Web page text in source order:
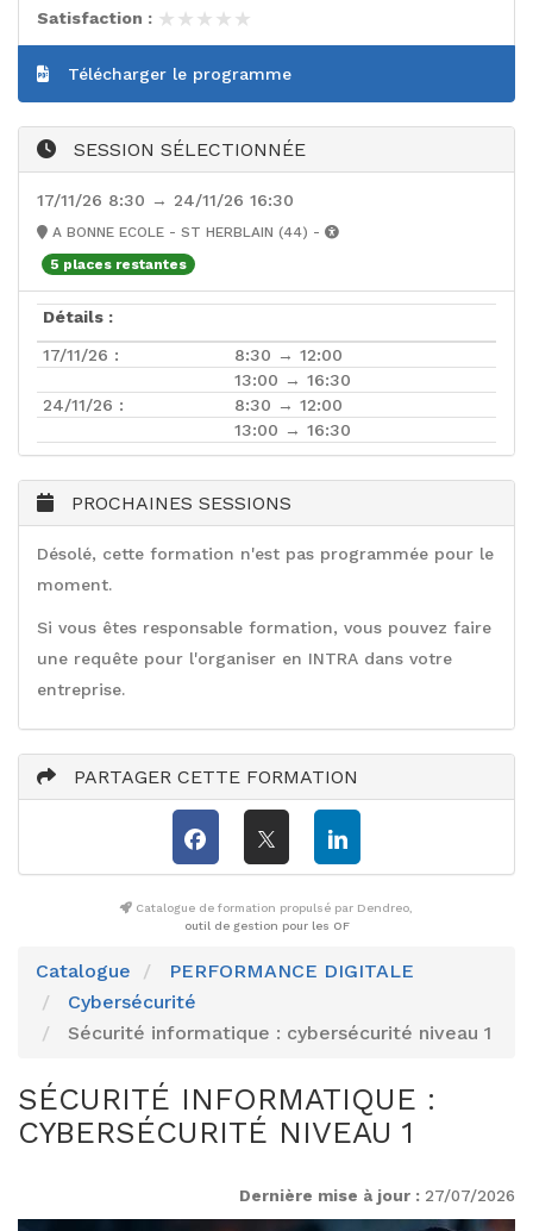
Catalogue
PERFORMANCE DIGITALE
Cybersécurité
Sécurité informatique : cybersécurité niveau 1
SÉCURITÉ INFORMATIQUE :
CYBERSÉCURITÉ NIVEAU 1
Dernière mise à jour : 27/07/2026
Satisfaction : ★★★★★
★★★★★
Télécharger le programme
SESSION SÉLECTIONNÉE
17/11/26 8:30 → 24/11/26 16:30
A BONNE ECOLE - ST HERBLAIN (44) -
5 places restantes
Détails :
17/11/26 :
8:30 → 12:00
13:00 → 16:30
24/11/26 :
8:30 → 12:00
13:00 → 16:30
PROCHAINES SESSIONS
Désolé, cette formation n'est pas programmée pour le
moment.
Si vous êtes responsable formation, vous pouvez faire
une requête pour l'organiser en INTRA dans votre
entreprise.
PARTAGER CETTE FORMATION
Catalogue de formation propulsé par Dendreo,
outil de gestion pour les OF